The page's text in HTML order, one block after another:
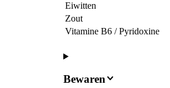
Eiwitten
Zout
Vitamine B6 / Pyridoxine
Bewaren